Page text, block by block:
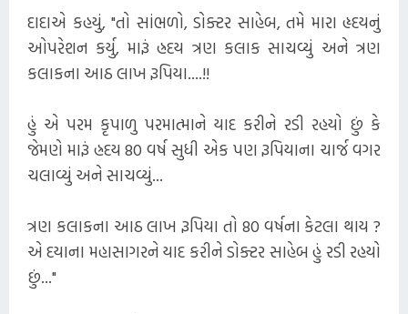
દાદાએ કહયું, "તો સાંભળો, ડોક્ટર સાહેબ, તમે મારા હૃદયનું
ઓપરેશન કર્યુ, મારૂં હ્રદય ત્રણ કલાક સાચવ્યું અને ત્રણ
કલાકના આઠ લાખ રૂપિયા....!!
હું એ પરમ કૃપાળુ પરમાત્માને યાદ કરીને રડી રહયો છું કે
જેમણે મારૂં હ્રદય 80 વર્ષ સુધી એક પણ રૂપિયાના ચાર્જ વગર
ચલાવ્યું અને સાચવ્યું...
ત્રણ કલાકના આઠ લાખ રૂપિયા તો 80 વર્ષના કેટલા થાય ?
એ દયાના મહાસાગરને યાદ કરીને ડોક્ટર સાહેબ હું રડી રહયો
છું..."